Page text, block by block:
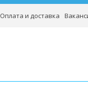
Оплата и доставка